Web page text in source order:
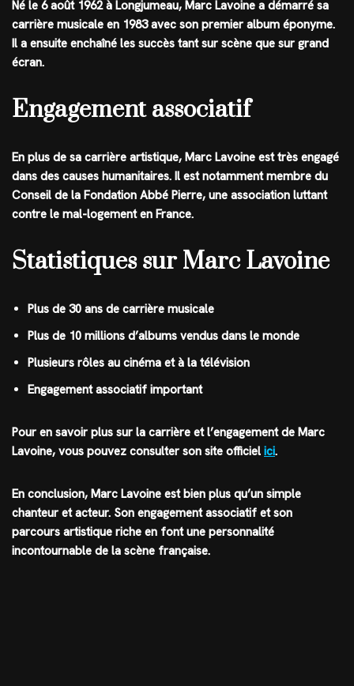
Né le 6 août 1962 à Longjumeau, Marc Lavoine a démarré sa
carrière musicale en 1983 avec son premier album éponyme.
Il a ensuite enchaîné les succès tant sur scène que sur grand
écran.
Engagement associatif
En plus de sa carrière artistique, Marc Lavoine est très engagé
dans des causes humanitaires. Il est notamment membre du
Conseil de la Fondation Abbé Pierre, une association luttant
contre le mal-logement en France.
Statistiques sur Marc Lavoine
Plus de 30 ans de carrière musicale
Plus de 10 millions d’albums vendus dans le monde
Plusieurs rôles au cinéma et à la télévision
Engagement associatif important
Pour en savoir plus sur la carrière et l’engagement de Marc
Lavoine, vous pouvez consulter son site officiel ici.
En conclusion, Marc Lavoine est bien plus qu’un simple
chanteur et acteur. Son engagement associatif et son
parcours artistique riche en font une personnalité
incontournable de la scène française.